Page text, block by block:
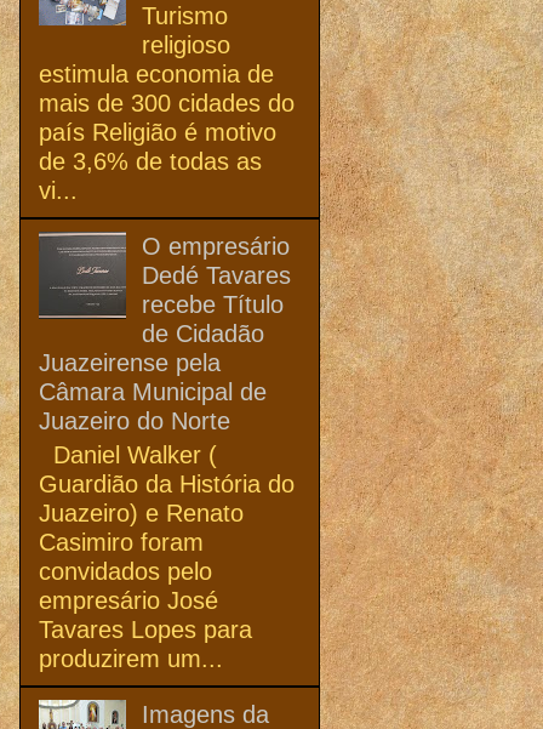
Turismo
religioso
estimula economia de
mais de 300 cidades do
país Religião é motivo
de 3,6% de todas as
vi...
O empresário
Dedé Tavares
recebe Título
de Cidadão
Juazeirense pela
Câmara Municipal de
Juazeiro do Norte
Daniel Walker (
Guardião da História do
Juazeiro) e Renato
Casimiro foram
convidados pelo
empresário José
Tavares Lopes para
produzirem um...
Imagens da